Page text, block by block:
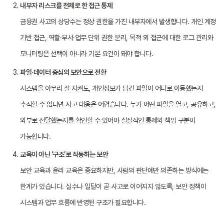
내부자 리스크를 전제로 한 접근 통제
금융권 사고의 상당수는 정상 권한을 가진 내부자에서 발생합니다. 개인 계정
기반 접근, 역할·부서·업무 단위 권한 분리, 목적 외 접근에 대한 로그 관리와
모니터링은 선택이 아니라 기본 요건이 돼야 합니다.
파일·데이터 중심의 보안으로 전환
시스템을 아무리 잘 지켜도, 개인정보가 담긴 파일이 어디로 이동했는지
추적할 수 없다면 사고 대응은 어렵습니다. 누가 어떤 파일을 열고, 공유하고,
외부로 전달했는지를 확인할 수 있어야 실질적인 통제와 책임 구분이
가능합니다.
교육이 아닌 ‘구조’로 작동하는 보안
보안 교육과 윤리 교육은 중요하지만, 사람의 판단에만 의존하는 방식에는
한계가 있습니다. 실수나 일탈이 곧 사고로 이어지지 않도록, 보안 정책이
시스템과 업무 흐름에 반영된 구조가 필요합니다.